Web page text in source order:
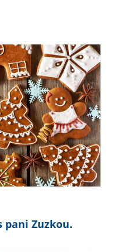
pani Zuzkou.